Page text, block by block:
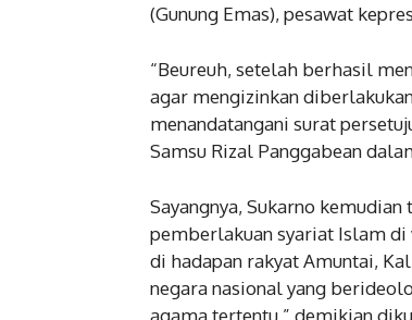
(Gunung Emas), pesawat
“Beureuh, setelah berhasil
agar mengizinkan
menandatangani surat
Samsu Rizal Panggabean
Sayangnya, Sukarno
pemberlakuan syariat Islam di
di hadapan rakyat Amuntai,
negara nasional yang
agama tertentu,” demikian